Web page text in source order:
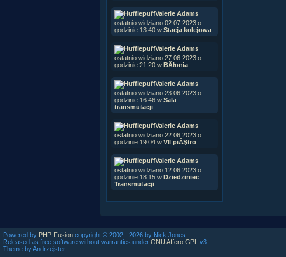
Valerie Adams
ostatnio widziano 02.07.2023 o
godzinie 13:40 w Stacja kolejowa
Valerie Adams
ostatnio widziano 27.06.2023 o
godzinie 21:20 w BÂłonia
Valerie Adams
ostatnio widziano 23.06.2023 o
godzinie 16:46 w Sala
transmutacji
Valerie Adams
ostatnio widziano 22.06.2023 o
godzinie 19:04 w VII piĂŞtro
Valerie Adams
ostatnio widziano 12.06.2023 o
godzinie 18:15 w Dziedziniec
Transmutacji
Powered by PHP-Fusion copyright © 2002 - 2026 by Nick Jones.
Released as free software without warranties under GNU Affero GPL
v3.
Theme by Andrzejster